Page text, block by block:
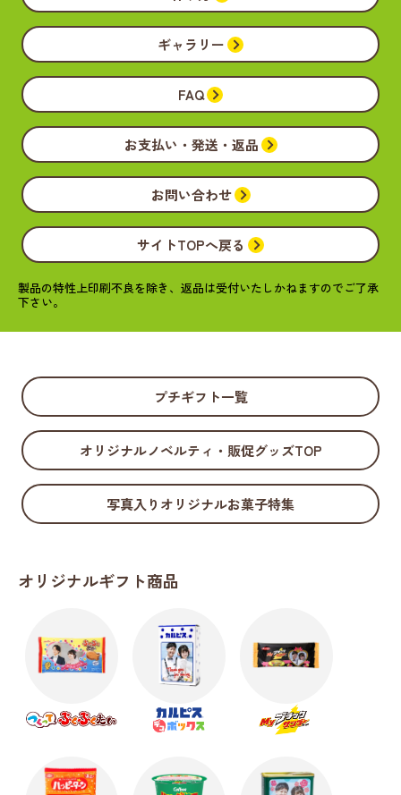
ギャラリー
FAQ
お支払い・発送・返品
お問い合わせ
サイトTOPへ戻る
製品の特性上印刷不良を除き、返品は受付いたしかねますのでご了承
下さい。
プチギフト一覧
オリジナルノベルティ・販促グッズTOP
写真入りオリジナルお菓子特集
オリジナルギフト商品